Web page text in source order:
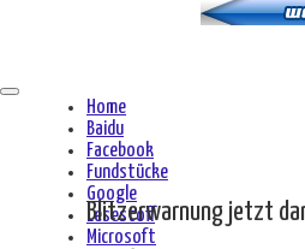
Home
Baidu
Facebook
Fundstücke
Google
Lesestoff
Microsoft
Blitzerwarnung jetzt